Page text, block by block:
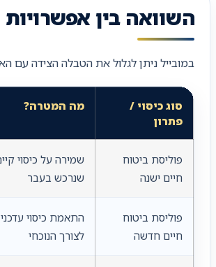
השוואה בין אפשרויות
במובייל ניתן לגלול את הטבלה הצידה עם
סוג כיסוי /
פתרון
מה המטרה?
פוליסת ביטוח
חיים ישנה
שמירה על כיסוי
שנרכש בעבר
פוליסת ביטוח
חיים חדשה
התאמת כיסוי עדכני
לצורך הנוכחי